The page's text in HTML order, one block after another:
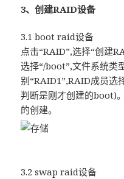
3、创建RAID设备
3.1 boot raid设备
点击“RAID”,选择“创建
选择“/boot”,文件系统
别“RAID1”,RAID成员选
判断是刚才创建的boot)
的创建。
3.2 swap raid设备